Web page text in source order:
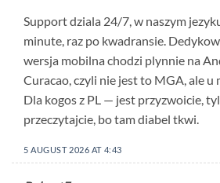
Support dziala 24/7, w naszym
minute, raz po kwadransie.
wersja mobilna chodzi plynnie na
Curacao, czyli nie jest to MGA, ale u
Dla kogos z PL — jest przyzwoicie,
przeczytajcie, bo tam diabel tkwi.
5 AUGUST 2026 AT 4:43